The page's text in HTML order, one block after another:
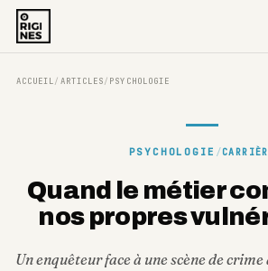
ACCUEIL / ARTICLES / PSYCHOLOGIE
PSYCHOLOGIE /
Quand le métier
nos propres
Un enquêteur face à une scène de